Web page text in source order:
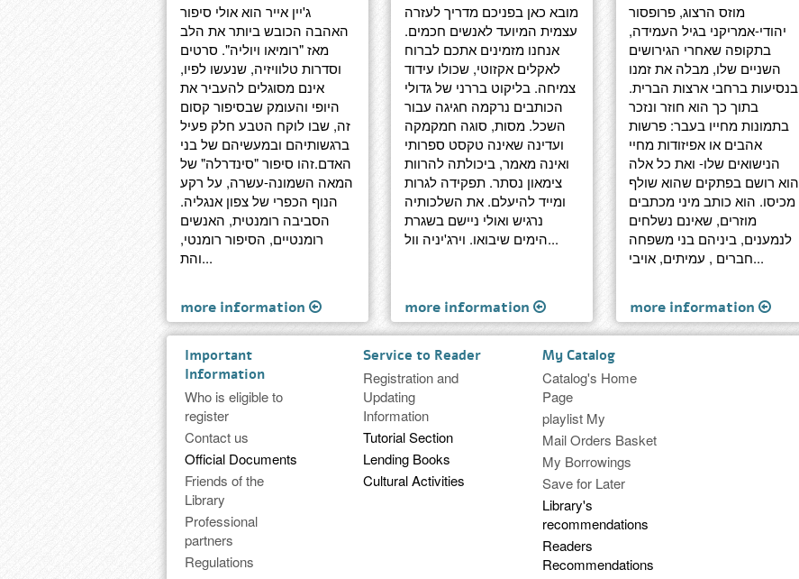
ג'יין אייר הוא אולי סיפור
האהבה הכובש ביותר את הלב
מאז "רומיאו ויוליה". סרטים
וסדרות טלוויזיה, שנעשו לפיו,
אינם מסוגלים להעביר את
היופי והעומק שבסיפור קסום
זה, שבו לוקח הטבע חלק פעיל
ברגשותיהם ובמעשיהם של בני
האדם.זהו סיפור "סינדרלה" של
המאה השמונה-עשרה, על רקע
הנוף הכפרי של צפון אנגליה.
הסביבה רומנטית, האנשים
רומנטיים, הסיפור רומנטי,
והת...
more information
מובא כאן בפניכם מדריך לעזרה
עצמית המיועד לאנשים חכמים.
אנחנו מזמינים אתכם לברוח
לאקלים אקזוטי, שכולו עידוד
צמיחה. בליקוט בררני של גדולי
הכותבים נרקמה חגיגה עבור
השכל. מסות, סוגה חמקמקה
ועדינה שאינה טקסט ספרותי
ואינה מאמר, ביכולתה להרוות
צימאון נסתר. תפקידה לגרות
ומייד להיעלם. את השלכותיה
נרגיש ואולי ניישם בשגרת
הימים שיבואו. וירג'יניה וול...
more information
מוזס הרצוג, פרופסור
יהודי-אמריקני בגיל העמידה,
בתקופה שאחרי הגירושים
השניים שלו, מבלה את זמנו
בנסיעות ברחבי ארצות הברית.
בתוך כך הוא חוזר ונזכר
בתמונות מחייו בעבר: פרשות
אהבים או אפיזודות מחיי
הנישואים שלו- ואת כל אלה
הוא רושם בפתקים שהוא שולף
מכיסו. הוא כותב מיני מכתבים
מוזרים, שאינם נשלחים
לנמענים, ביניהם בני משפחה
חברים , עמיתים, אויבי...
more information
Important
Information
Who is eligible to
register
Contact us
Official Documents
Friends of the
Library
Professional
partners
Regulations
Service to Reader
Registration and
Updating
Information
Tutorial Section
Lending Books
Cultural Activities
My Catalog
Catalog's Home
Page
playlist My
Mail Orders Basket
My Borrowings
Save for Later
Library's
recommendations
Readers
Recommendations